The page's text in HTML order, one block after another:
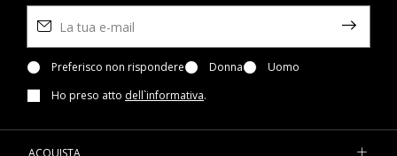
non stanno fermi, neanche in pieno inverno, affidati alle sneaker
impermeabili. Quelle della linea Amphibiox™ sono a prova di
pioggia e studiate per proteggerla al meglio in caso di
maltempo. E per dare un tocco speciale al suo look, scegli il
comfort delle nostre scarpe con LED. Ispirate alle proposte per
le bimbe più grandi, le scarpe con le luci sono sempre pronte a
strapparle un sorriso. Visita il nostro e-shop e trova le nuove
sneaker per la tua piccola.
Preferisco non rispondere Donna
Uomo
Ho preso atto dell`informativa.